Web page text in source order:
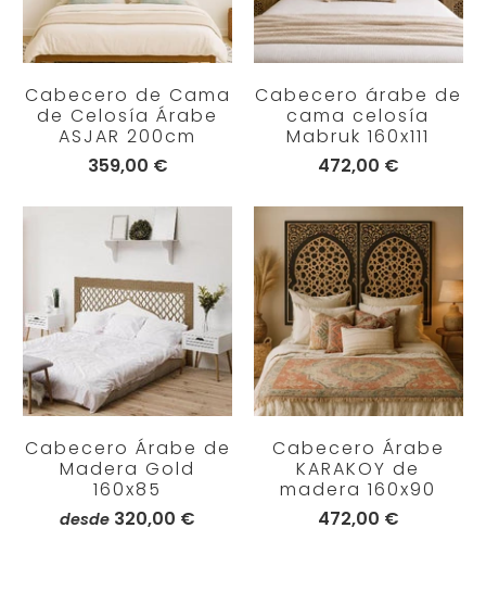
Cabecero de Cama
de Celosía Árabe
ASJAR 200cm
359,00 €
Cabecero árabe de
cama celosía
Mabruk 160x111
472,00 €
Cabecero Árabe de
Madera Gold
160x85
desde 320,00 €
Cabecero Árabe
KARAKOY de
madera 160x90
472,00 €